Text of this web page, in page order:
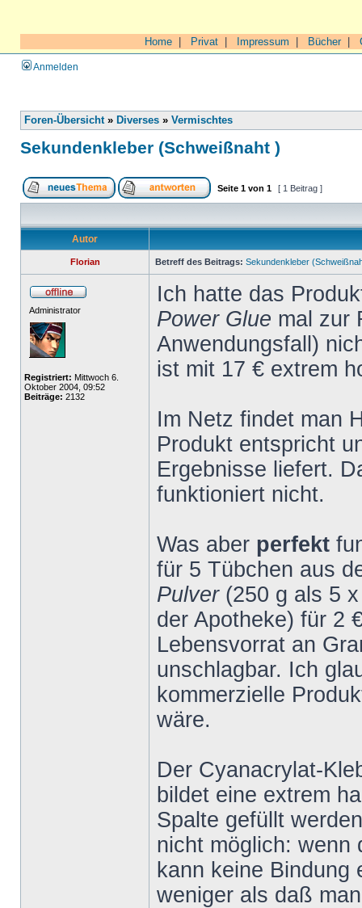
Home Privat Impressum Bücher|
Anmelden
Foren-Übersicht» Diverses » Vermischtes
Sekundenkleber (Schweißnaht )
Seite 1 von 1 [ 1 Beitrag ]
Autor
Florian Betreff des Beitrags: Sekundenkleber
Administrator
Registriert: Mittwoch 6.
Oktober 2004, 09:52
Beiträge: 2132
Ich hatte das
Power Glue mal zur
Anwendungsfall)
ist mit 17 € extrem
Im Netz findet man
Produkt entspricht
Ergebnisse liefert.
funktioniert nicht.
Was aber perfekt
für 5 Tübchen aus
Pulver(250 g als 5 x
der Apotheke) für 2
Lebensvorrat an
unschlagbar. Ich
kommerzielle
wäre.
Der Cyanacrylat-
bildet eine extrem
Spalte gefüllt
nicht möglich: wenn
kann keine Bindung
weniger als daß